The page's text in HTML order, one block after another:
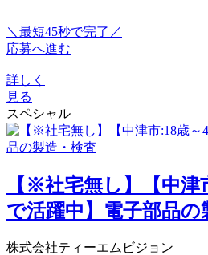
＼最短45秒で完了／
応募へ進む
詳しく
見る
スペシャル
【※社宅無し】【中津
で活躍中】電子部品の
株式会社ティーエムビジョン